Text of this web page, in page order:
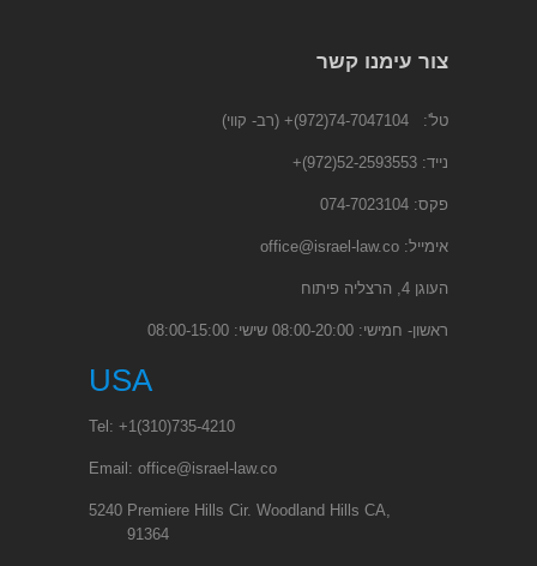
צור עימנו קשר
טל': 74-7047104(972)+ (רב- קווי)
נייד: 52-2593553(972)
+
פקס: 074-7023104
אימייל: office@israel-law.co
העוגן 4, הרצליה פיתוח
ראשון- חמישי: 08:00-20:00 שישי: 08:00-15:00
USA
Tel: +1(310)735-4210
Email: office@israel-law.co
5240 Premiere Hills Cir. Woodland Hills CA,
91364